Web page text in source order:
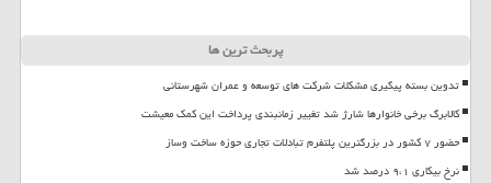
پربحث ترین ها
تدوین بسته پیگیری مشکلات شرکت های توسعه و عمران شهرستانی
کالابرگ برخی خانوارها شارژ شد تغییر زمانبندی پرداخت این کمک معیشت
حضور ۷ کشور در بزرگترین پلتفرم تبادلات تجاری حوزه ساخت وساز
نرخ بیکاری ۹،۱ درصد شد